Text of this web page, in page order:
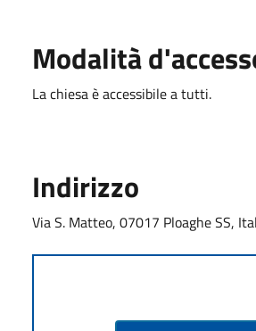
Modalità
La chiesa è accessibile a tutti.
Indirizzo
Via S. Matteo, 07017 Ploaghe SS,